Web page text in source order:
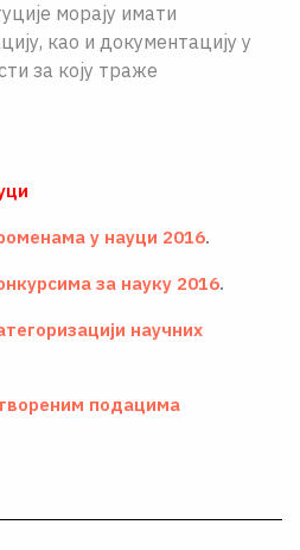
морају имати
као и документацију у
за коју траже
у науци 2016.
за науку 2016.
научних
подацима